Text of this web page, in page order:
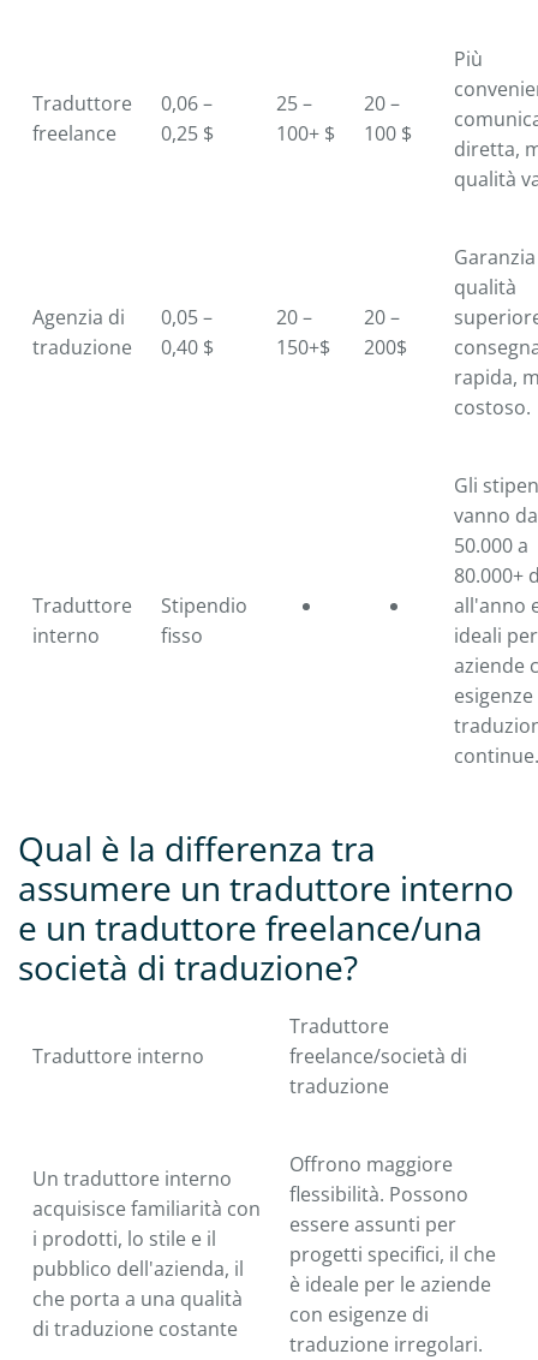
Traduttore
freelance
0,06 –
0,25 $
25 –
100+ $
20 –
100 $
Più
diretta,
qualità
Agenzia di
traduzione
0,05 –
0,40 $
20 –
150+$
20 –
200$
qualità
rapida,
costoso.
Traduttore
interno
Stipendio
fisso
Gli
vanno da
50.000 a
80.000+
all'anno
ideali
aziende
continue.
Qual è la differenza tra
assumere un traduttore interno
e un traduttore freelance/una
società di traduzione?
Traduttore interno
Traduttore
freelance/società di
traduzione
Un traduttore interno
acquisisce familiarità con
i prodotti, lo stile e il
pubblico dell'azienda, il
che porta a una qualità
di traduzione costante
Offrono maggiore
flessibilità. Possono
essere assunti per
progetti specifici, il che
è ideale per le aziende
con esigenze di
traduzione irregolari.